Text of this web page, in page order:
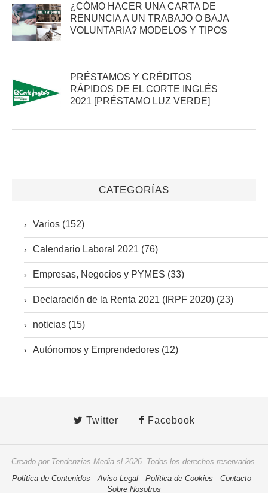
¿CÓMO HACER UNA CARTA DE
RENUNCIA A UN TRABAJO O BAJA
VOLUNTARIA? MODELOS Y TIPOS
PRÉSTAMOS Y CRÉDITOS
RÁPIDOS DE EL CORTE INGLÉS
2021 [PRÉSTAMO LUZ VERDE]
CATEGORÍAS
Varios (152)
Calendario Laboral 2021 (76)
Empresas, Negocios y PYMES (33)
Declaración de la Renta 2021 (IRPF 2020) (23)
noticias (15)
Autónomos y Emprendedores (12)
Twitter Facebook
Creado por Tendenzias Media sl 2026. Todos los derechos reservados.
Política de Contenidos · Aviso Legal · Política de Cookies · Contacto ·
Sobre Nosotros